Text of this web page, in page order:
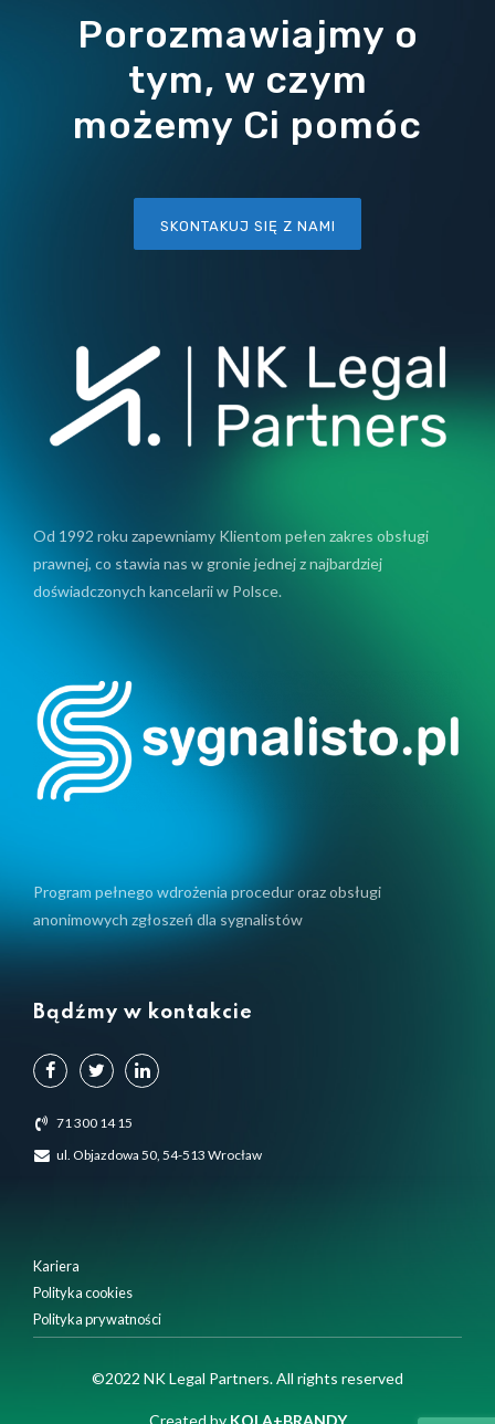
Porozmawiajmy o
tym, w czym
możemy Ci pomóc
SKONTAKUJ SIĘ Z NAMI
Od 1992 roku zapewniamy Klientom pełen zakres obsługi
prawnej, co stawia nas w gronie jednej z najbardziej
doświadczonych kancelarii w Polsce.
Program pełnego wdrożenia procedur oraz obsługi
anonimowych zgłoszeń dla sygnalistów
Bądźmy w kontakcie
71 300 14 15
ul. Objazdowa 50, 54-513 Wrocław
Kariera
Polityka cookies
Polityka prywatności
©2022 NK Legal Partners. All rights reserved
Created by KOLA+BRANDY